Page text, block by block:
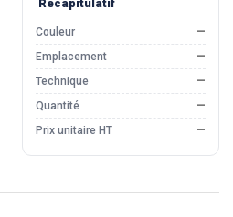
Récapitulatif
Couleur
—
Emplacement
—
Technique
—
Quantité
—
Prix unitaire HT
—